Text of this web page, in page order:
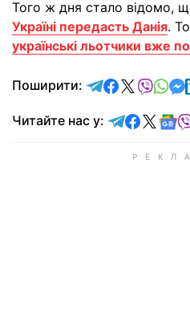
Того ж дня стало відомо,
Україні передасть Данія.
українські льотчики вже
Поширити: відправити у
Читайте нас у: Читайте у